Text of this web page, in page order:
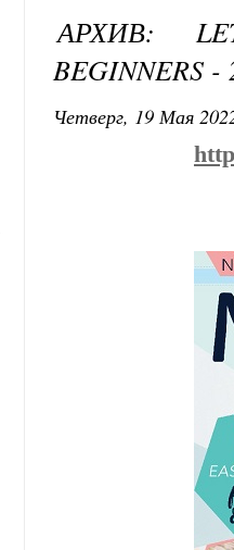
АРХИВ:
Четверг, 19 Мая